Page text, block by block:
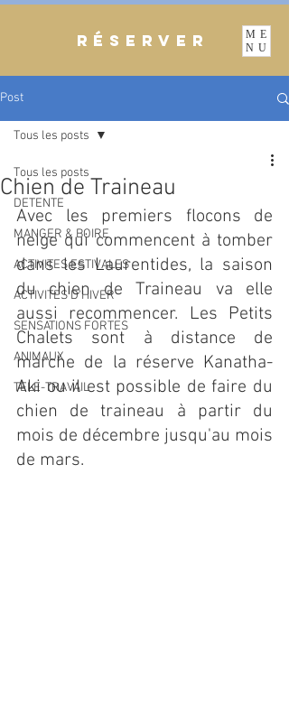
ME
NU
RÉSERVER
Post
Tous les posts
DETENTE
MANGER & BOIRE
ACTIVITES ESTIVALES
ACTIVITES D'HIVER
SENSATIONS FORTES
ANIMAUX
TELE-TRAVAIL
Tous les posts
Chien de Traineau
Avec les premiers flocons de
neige qui commencent à tomber
dans les Laurentides, la saison
du chien de Traineau va elle
aussi recommencer. Les Petits
Chalets sont à distance de
marche de la réserve Kanatha-
Aki ou il est possible de faire du
chien de traineau à partir du
mois de décembre jusqu'au mois
de mars.